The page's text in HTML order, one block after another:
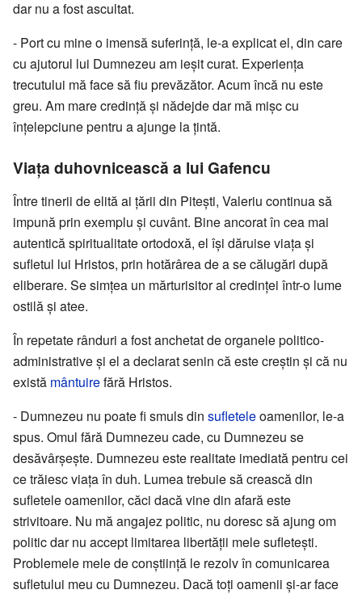
dar nu a fost ascultat.
- Port cu mine o imensă suferință, le-a explicat el, din care
cu ajutorul lui Dumnezeu am ieșit curat. Experiența
trecutului mă face să fiu prevăzător. Acum încă nu este
greu. Am mare credință și nădejde dar mă mișc cu
înțelepciune pentru a ajunge la țintă.
Viața duhovnicească a lui Gafencu
Între tinerii de elită ai țării din Pitești, Valeriu continua să
impună prin exemplu și cuvânt. Bine ancorat în cea mai
autentică spiritualitate ortodoxă, el își dăruise viața și
sufletul lui Hristos, prin hotărârea de a se călugări după
eliberare. Se simțea un mărturisitor al credinței într-o lume
ostilă și atee.
În repetate rânduri a fost anchetat de organele politico-
administrative și el a declarat senin că este creștin și că nu
există mântuirefără Hristos.
- Dumnezeu nu poate fi smuls din sufleteleoamenilor, le-a
spus. Omul fără Dumnezeu cade, cu Dumnezeu se
desăvârșește. Dumnezeu este realitate imediată pentru cei
ce trăiesc viața în duh. Lumea trebuie să crească din
sufletele oamenilor, căci dacă vine din afară este
strivitoare. Nu mă angajez politic, nu doresc să ajung om
politic dar nu accept limitarea libertății mele sufletești.
Problemele mele de conștiință le rezolv în comunicarea
sufletului meu cu Dumnezeu. Dacă toți oamenii și-ar face